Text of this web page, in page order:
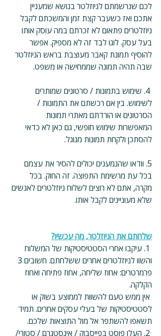
לכם שנרשמתם לניוזלטר בנושא שמעניין
אתכם ואז כשעבר קצת זמן והמשכתם לקבל
ניוזלטרים פתאום לא זכרתם במה עוסק אותו
בעל עסק. לוגו לבד זה לא מספיק. אפשר
להוסיף תמונת קאבר מעוצבת בראש הניוזלטר
שבה תהיה תמונה שממחישה או משפט.
4. שימוש בתמונות / סרטונים שמותרים
לשימוש. בין אם רכשתם את התמונות /
הסרטונים או הורדתם מאתרי תמונות
המאפשרות שימוש חופשי, גם כאן לא כדאי
להסתכן ולקחת תמונות מגוגל.
5. וודאו שהנמענים יכולים להסיר את עצמם
בכל עת מרשימת התפוצה. זה החוק. בכל
מקרה, אתם לא רוצים לשלוח ניוזלטרים לאנשים
שלא מעוניינים לקבל אותו.
שלחתם את הניוזלטר, מה עכשיו?
1. עיקבו אחרי הסטטיסטיקות של המשלוח
פרמרטרים: אחוז שליחה, אחוז פתיחה ואחוז
הקלקה.
אין ממש טעם להשוות לממוצע בשוק או
לסטטיסטיקות של בעלי עסקים אחרים. תמיד
תשאפו להשתפר אל מול התוצאות שלכם.
2. העלו פוסט בפייסבוק / אינסטגרם / סטורי/